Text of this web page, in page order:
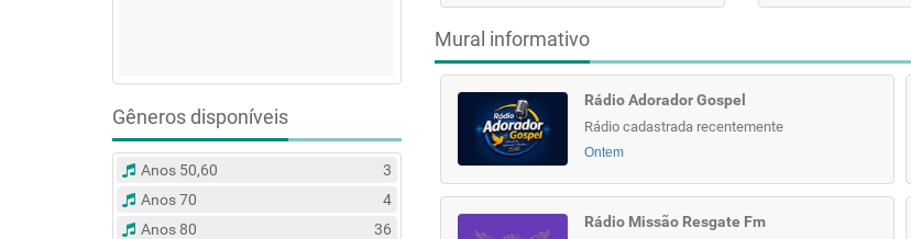
Gêneros disponíveis
Anos 50,60
3
Anos 70
4
Anos 80
36
Mural informativo
Rádio Adorador Gospel
Rádio cadastrada recentemente
Ontem
Rádio Missão Resgate Fm